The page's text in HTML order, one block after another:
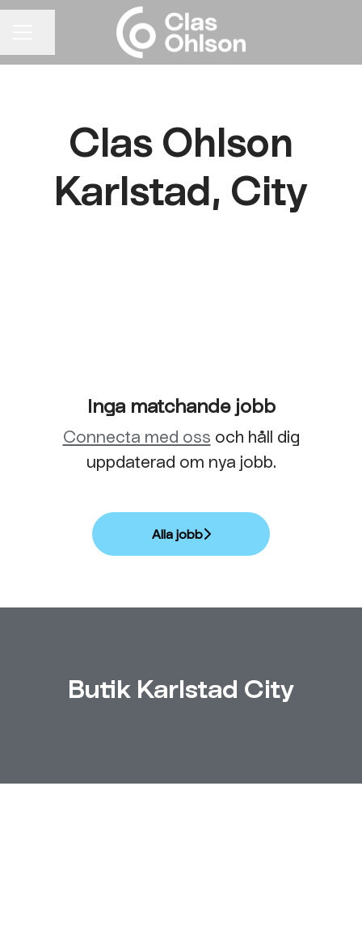
Clas Ohlson
Karlstad, City
Inga matchande jobb
Connecta med oss och håll dig
uppdaterad om nya jobb.
Alla jobb
Butik Karlstad City